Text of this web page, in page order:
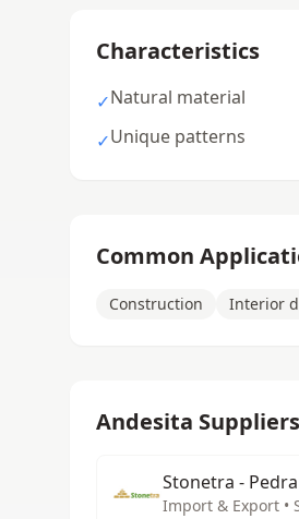
Characteristics
✓Natural material
✓Unique patterns
Common
Construction Interior
Andesita Suppliers
Stonetra -
Import & Export •